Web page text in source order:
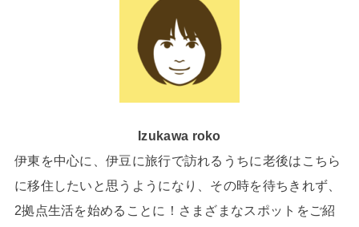
Izukawa roko
伊東を中心に、伊豆に旅行で訪れるうちに老後はこちら
に移住したいと思うようになり、その時を待ちきれず、
2拠点生活を始めることに！さまざまなスポットをご紹